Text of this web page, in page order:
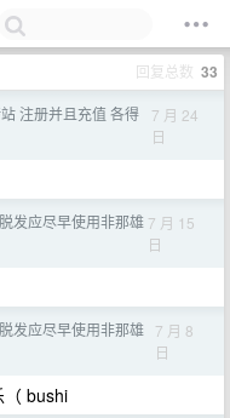
回复总数 33
注册并且充值 各得
7 月 24
日
发应尽早使用非那雄 7 月 15
日
发应尽早使用非那雄
7 月 8
日
（ bushi